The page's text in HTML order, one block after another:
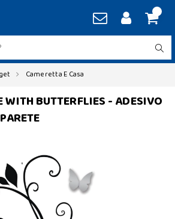
Cameretta E Casa
WITH BUTTERFLIES - ADESIVO